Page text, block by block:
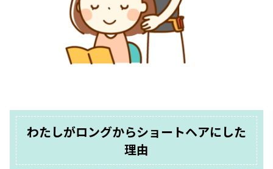
わたしがロングからショートヘアにした
理由